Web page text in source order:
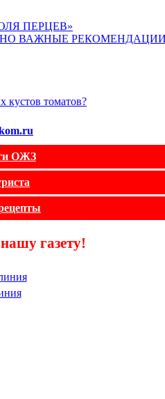
ПЕРЦЕВ»
ВАЖНЫЕ РЕКОМЕНДАЦИИ
кустов томатов?
ОЖЗ
газету!